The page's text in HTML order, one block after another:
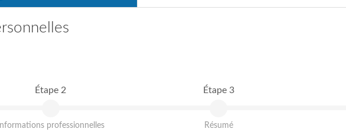
Étape 2
Informations professionnelles
Étape 3
Résumé